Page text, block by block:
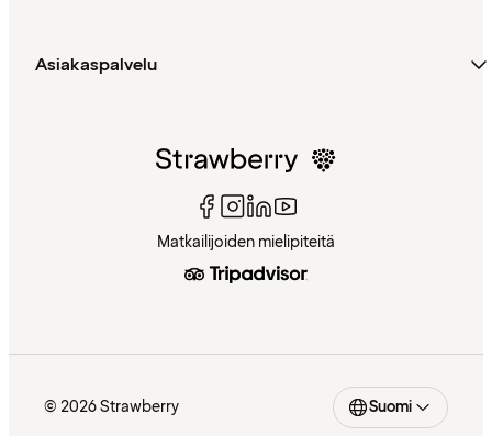
Asiakaspalvelu
Matkailijoiden mielipiteitä
© 2026 Strawberry Suomi